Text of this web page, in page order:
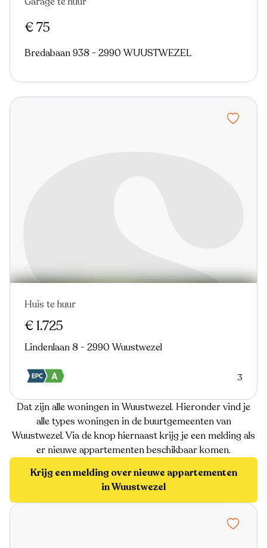
€ 75
Bredabaan 938 - 2990 WUUSTWEZEL
In optie
Huis te huur
€ 1.725
Lindenlaan 8 - 2990 Wuustwezel
3
Dat zijn alle woningen in Wuustwezel. Hieronder vind je
alle types woningen in de buurtgemeenten van
Wuustwezel. Via de knop hiernaast krijg je een melding als
er nieuwe appartementen beschikbaar komen.
Krijg een melding over nieuwe appartementen
in Wuustwezel